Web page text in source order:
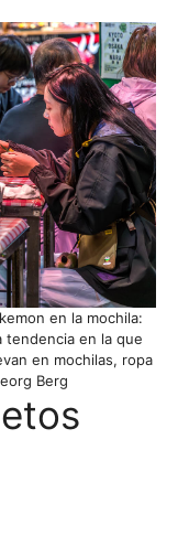
en la mochila:
tendencia en la que
en mochilas, ropa
Berg